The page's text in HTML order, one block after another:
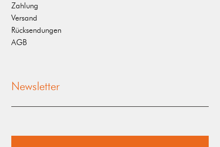
Zahlung
Versand
Rücksendungen
AGB
Newsletter